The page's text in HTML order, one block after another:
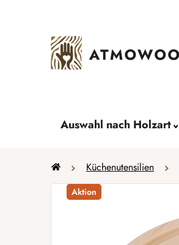
Auswahl nach Holzart
StartseiteKüchenutensilien
Aktion